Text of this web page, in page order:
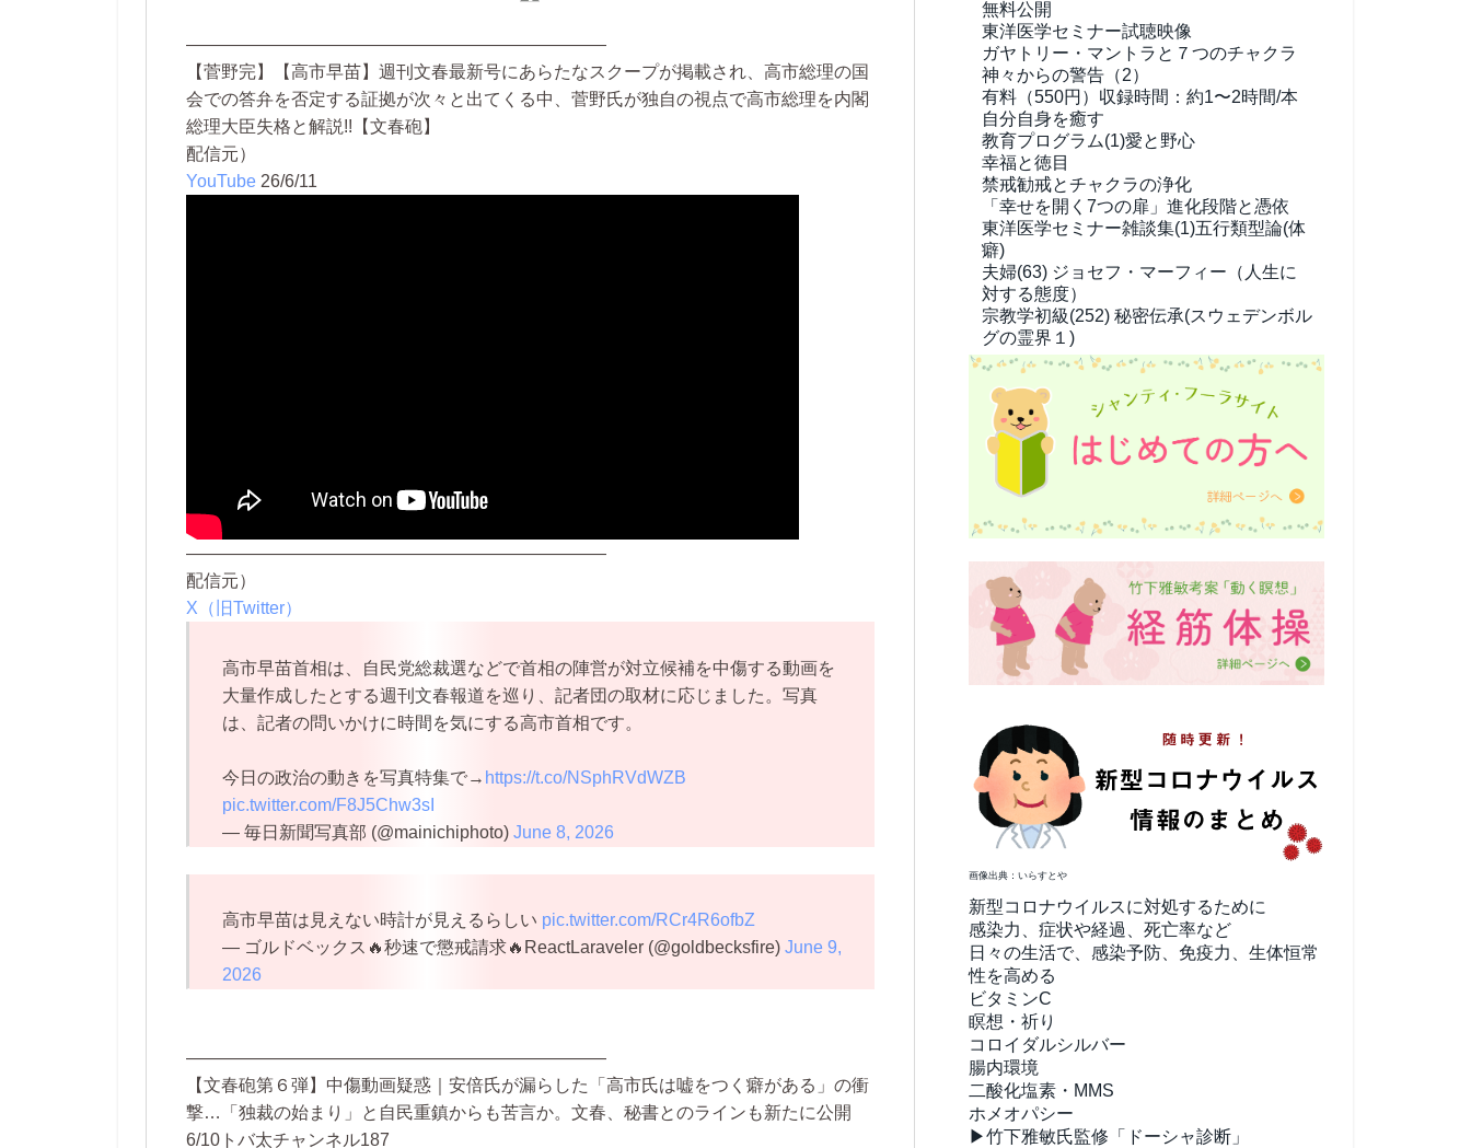
————————————————————————
【菅野完】【高市早苗】週刊文春最新号にあらたなスクープが掲載され、高市総理の国
会での答弁を否定する証拠が次々と出てくる中、菅野氏が独自の視点で高市総理を内閣
総理大臣失格と解説!!【文春砲】
配信元）
YouTube 26/6/11
————————————————————————
配信元）
X（旧Twitter）
高市早苗首相は、自民党総裁選などで首相の陣営が対立候補を中傷する動画を
大量作成したとする週刊文春報道を巡り、記者団の取材に応じました。写真
は、記者の問いかけに時間を気にする高市首相です。
今日の政治の動きを写真特集で→ https://t.co/NSphRVdWZB
pic.twitter.com/F8J5Chw3sI
— 毎日新聞写真部 (@mainichiphoto) June 8, 2026
高市早苗は見えない時計が見えるらしい pic.twitter.com/RCr4R6ofbZ
— ゴルドベックス🔥秒速で懲戒請求🔥ReactLaraveler (@goldbecksfire) June 9,
2026
————————————————————————
【文春砲第６弾】中傷動画疑惑｜安倍氏が漏らした「高市氏は嘘をつく癖がある」の衝
撃…「独裁の始まり」と自民重鎮からも苦言か。文春、秘書とのラインも新たに公開
6/10トバ太チャンネル187
無料公開
東洋医学セミナー試聴映像
ガヤトリー・マントラと７つのチャクラ
神々からの警告（2）
有料（550円） 収録時間：約1〜2時間/本
自分自身を癒す
教育プログラム(1)愛と野心
幸福と徳目
禁戒勧戒とチャクラの浄化
「幸せを開く7つの扉」進化段階と憑依
東洋医学セミナー雑談集(1)五行類型論(体
癖)
夫婦(63) ジョセフ・マーフィー（人生に
対する態度）
宗教学初級(252) 秘密伝承(スウェデンボル
グの霊界１)
画像出典：いらすとや
新型コロナウイルスに対処するために
感染力、症状や経過、死亡率など
日々の生活で、感染予防、免疫力、生体恒常
性を高める
ビタミンC
瞑想・祈り
コロイダルシルバー
腸内環境
二酸化塩素・MMS
ホメオパシー
▶竹下雅敏氏監修「ドーシャ診断」